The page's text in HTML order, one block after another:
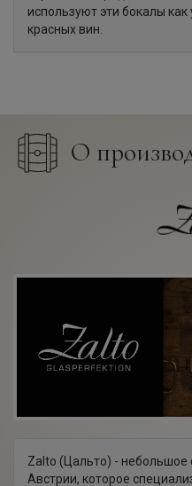
используют эти бокалы
красных вин.
О
Zalto (Цальто) - небольшое
Австрии, которое